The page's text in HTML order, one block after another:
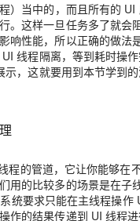
）当中的，而且所有的 UI
。这样一旦任务多了就会
响性能，所以正确的做法
线程隔离，等到耗时操
示，这就要用到本节学到
程的管道，它让你能够在
用的比较多的场景是在子
统要求只能在主线程操作
作的结果传递到 UI 线程进